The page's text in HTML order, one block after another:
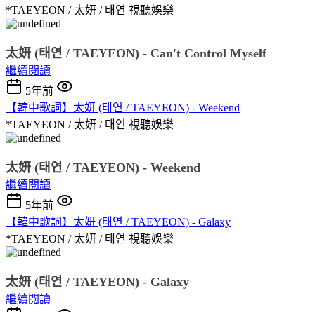
*TAEYEON / 太妍 / 태연 視聽娛樂
太妍 (태연 / TAEYEON) - Can't Control Myself
繼續閱讀
5年前
【韓中歌詞】太妍 (태연 / TAEYEON) - Weekend
*TAEYEON / 太妍 / 태연 視聽娛樂
太妍 (태연 / TAEYEON) - Weekend
繼續閱讀
5年前
【韓中歌詞】太妍 (태연 / TAEYEON) - Galaxy
*TAEYEON / 太妍 / 태연 視聽娛樂
太妍 (태연 / TAEYEON) - Galaxy
繼續閱讀